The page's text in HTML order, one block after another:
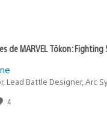
de MARVEL Tōkon: Fighting
Lead Battle Designer, Arc
4